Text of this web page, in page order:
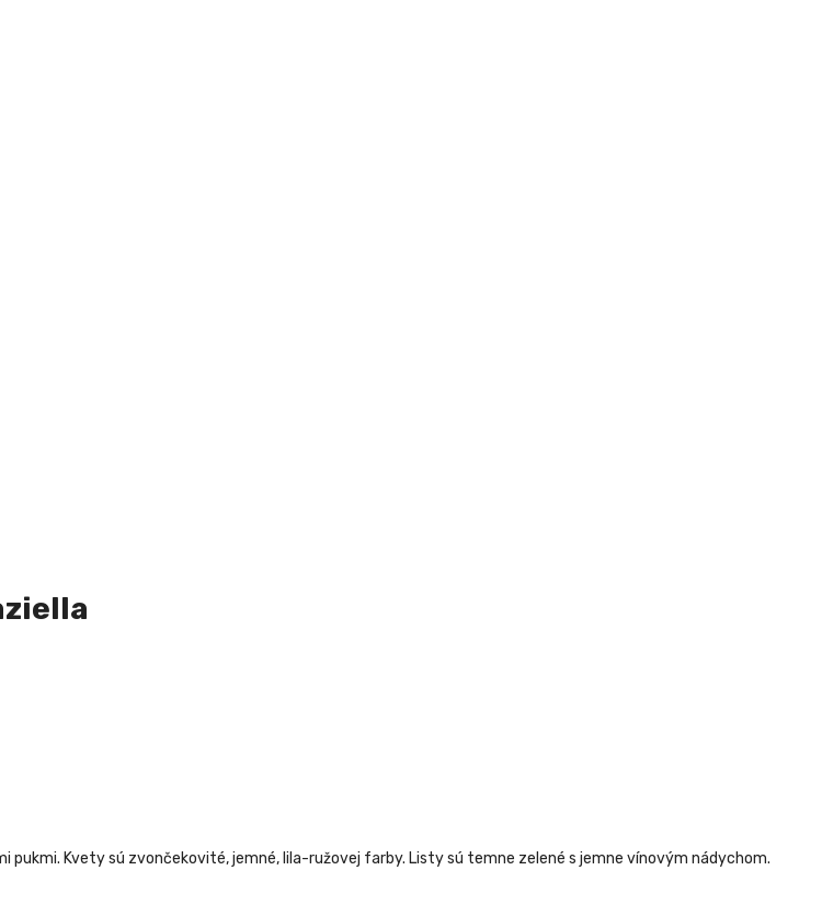
Kvety sú zvončekovité, jemné, lila-ružovej farby. Listy sú temne zelené s jemne vínovým nádychom.